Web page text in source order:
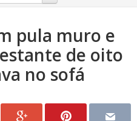
pula muro e
de oito
no sofá